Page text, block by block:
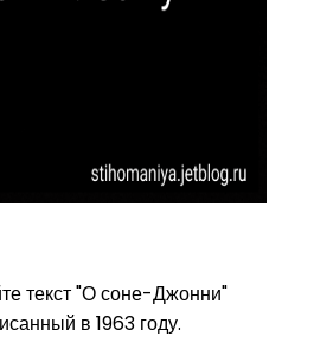
текст "О соне-Джонни"
в 1963 году.